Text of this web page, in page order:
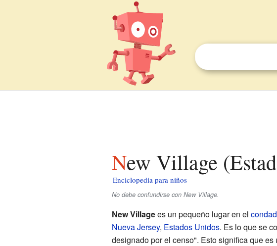
New Village
Enciclopedia para niños
No debe confundirse con New Village.
New Villagees un pequeño lugar en el
Nueva Jersey, Estados Unidos. Es lo que se
designado por el censo". Esto significa que es